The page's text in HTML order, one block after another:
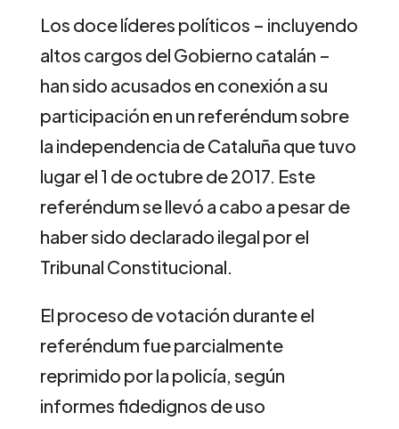
Los doce líderes políticos – incluyendo
altos cargos del Gobierno catalán –
han sido acusados en conexión a su
participación en un referéndum sobre
la independencia de Cataluña que tuvo
lugar el 1 de octubre de 2017. Este
referéndum se llevó a cabo a pesar de
haber sido declarado ilegal por el
Tribunal Constitucional.
El proceso de votación durante el
referéndum fue parcialmente
reprimido por la policía, según
informes fidedignos de uso